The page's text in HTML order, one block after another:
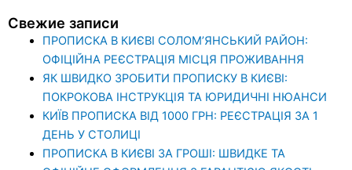
Свежие записи
ПРОПИСКА В КИЄВІ СОЛОМ’ЯНСЬКИЙ РАЙОН:
ОФІЦІЙНА РЕЄСТРАЦІЯ МІСЦЯ ПРОЖИВАННЯ
ЯК ШВИДКО ЗРОБИТИ ПРОПИСКУ В КИЄВІ:
ПОКРОКОВА ІНСТРУКЦІЯ ТА ЮРИДИЧНІ НЮАНСИ
КИЇВ ПРОПИСКА ВІД 1000 ГРН: РЕЄСТРАЦІЯ ЗА 1
ДЕНЬ У СТОЛИЦІ
ПРОПИСКА В КИЄВІ ЗА ГРОШІ: ШВИДКЕ ТА